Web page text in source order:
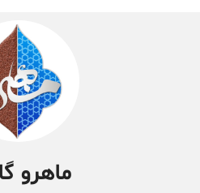
ماهرو